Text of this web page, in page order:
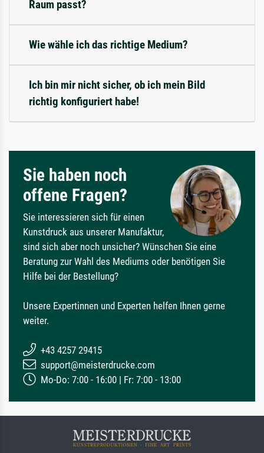
Raum passt?
Wie wähle ich das richtige Medium?
Ich bin mir nicht sicher, ob ich mein Bild
richtig konfiguriert habe!
Sie haben noch
offene Fragen?
Sie interessieren sich für einen
Kunstdruck aus unserer Manufaktur,
sind sich aber noch unsicher? Wünschen Sie eine
Beratung zur Wahl des Mediums oder benötigen Sie
Hilfe bei der Bestellung?
Unsere Expertinnen und Experten helfen Ihnen gerne
weiter.
+43 4257 29415
support@meisterdrucke.com
Mo-Do: 7:00 - 16:00 | Fr: 7:00 - 13:00